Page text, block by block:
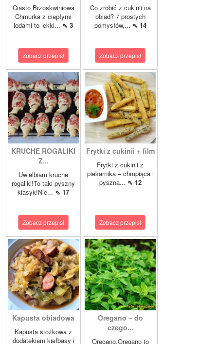
Ciasto Brzoskwiniowa
Chmurka z ciepłymi
lodami to lekki... ⇖ 3
Zobacz przepis!
Co zrobić z cukinii na
obiad? 7 prostych
pomysłów,... ⇖ 14
Zobacz przepis!
KRUCHE ROGALIKI
Z...
Uwielbiam kruche
rogaliki!To taki pyszny
klasyk!Nie... ⇖ 17
Zobacz przepis!
Frytki z cukinii + film
Frytki z cukinii z
piekarnika – chrupiąca i
pyszna... ⇖ 12
Zobacz przepis!
Kapusta obiadowa
Kapusta stożkowa z
dodatekiem kiełbasy i
Oregano – do
czego...
Oregano.Oregano to